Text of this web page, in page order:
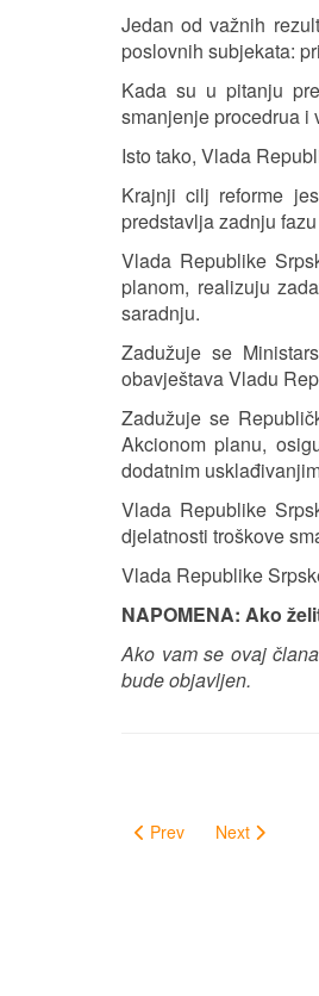
Jedan od važnih
poslovnih subjekata:
Kada su u pitanju
smanjenje procedrua i
Isto tako, Vlada
Krajnji cilj reforme
predstavlja zadnju
Vlada Republike
planom, realizuju
saradnju.
Zadužuje se
obavještava Vladu
Zadužuje se
Akcionom planu,
dodatnim
Vlada Republike
djelatnosti troškove
Vlada Republike
NAPOMENA: Ako
Ako vam se ovaj
bude objavljen.
Prev Next